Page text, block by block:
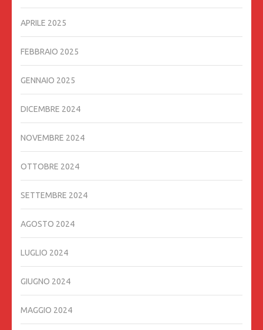
APRILE 2025
FEBBRAIO 2025
GENNAIO 2025
DICEMBRE 2024
NOVEMBRE 2024
OTTOBRE 2024
SETTEMBRE 2024
AGOSTO 2024
LUGLIO 2024
GIUGNO 2024
MAGGIO 2024